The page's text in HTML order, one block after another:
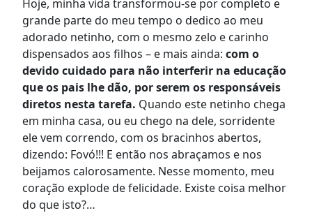
Hoje, minha vida transformou-se por completo e
grande parte do meu tempo o dedico ao meu
adorado netinho, com o mesmo zelo e carinho
dispensados aos filhos – e mais ainda: com o
devido cuidado para não interferir na educação
que os pais lhe dão, por serem os responsáveis
diretos nesta tarefa. Quando este netinho chega
em minha casa, ou eu chego na dele, sorridente
ele vem correndo, com os bracinhos abertos,
dizendo: Fovó!!! E então nos abraçamos e nos
beijamos calorosamente. Nesse momento, meu
coração explode de felicidade. Existe coisa melhor
do que isto?…